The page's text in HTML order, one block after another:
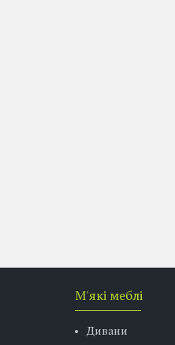
М'які меблі
Дивани